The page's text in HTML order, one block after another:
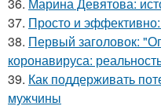
36. Марина Девятова:
37. Просто и
38. Первый заголовок:
коронавируса:
39. Как поддерживать
мужчины